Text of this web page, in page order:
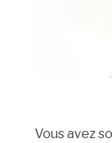
Vous avez